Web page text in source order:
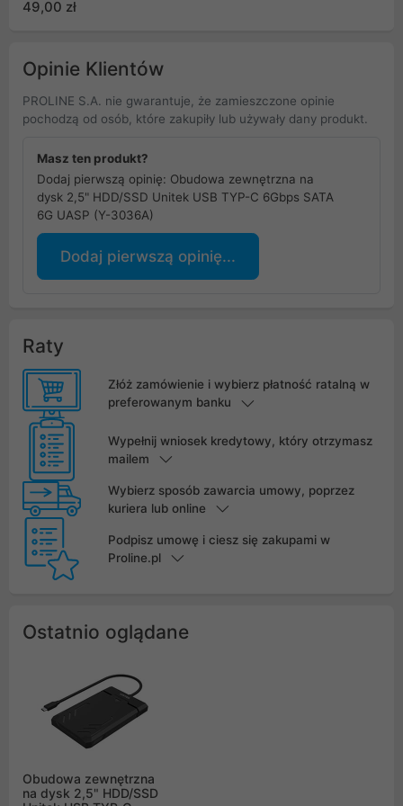
49,00 zł
Opinie Klientów
PROLINE S.A. nie gwarantuje, że zamieszczone opinie
pochodzą od osób, które zakupiły lub używały dany produkt.
Masz ten produkt?
Dodaj pierwszą opinię: Obudowa zewnętrzna na
dysk 2,5" HDD/SSD Unitek USB TYP-C 6Gbps SATA
6G UASP (Y-3036A)
Dodaj pierwszą opinię...
Raty
Złóż zamówienie i wybierz płatność ratalną w
preferowanym banku
Wypełnij wniosek kredytowy, który otrzymasz
mailem
Wybierz sposób zawarcia umowy, poprzez
kuriera lub online
Podpisz umowę i ciesz się zakupami w
Proline.pl
Ostatnio oglądane
Obudowa zewnętrzna
na dysk 2,5" HDD/SSD